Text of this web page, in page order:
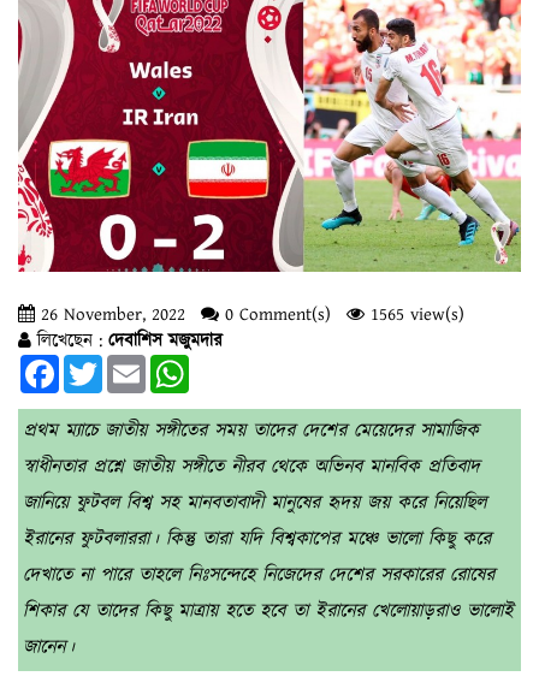
26 November, 2022 0 Comment(s)
1565 view(s)
লিখেছেন : দেবাশিস মজুমদার
FacebookTwitterEmail
প্রথম ম্যাচে জাতীয় সঙ্গীতের সময় তাদের দেশের মেয়েদের সামাজিক
স্বাধীনতার প্রশ্নে জাতীয় সঙ্গীতে নীরব থেকে অভিনব মানবিক প্রতিবাদ
জানিয়ে ফুটবল বিশ্ব সহ মানবতাবাদী মানুষের হৃদয় জয় করে নিয়েছিল
ইরানের ফুটবলাররা। কিন্তু তারা যদি বিশ্বকাপের মঞ্চে ভালো কিছু করে
দেখাতে না পারে তাহলে নিঃসন্দেহে নিজেদের দেশের সরকারের রোষের
শিকার যে তাদের কিছু মাত্রায় হতে হবে তা ইরানের খেলোয়াড়রাও ভালোই
জানেন।